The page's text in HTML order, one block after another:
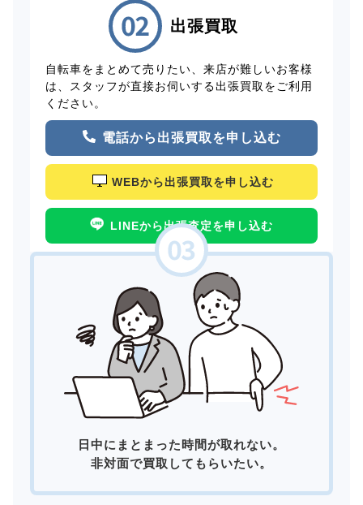
出張買取
自転車をまとめて売りたい、来店が難しいお客様
は、スタッフが直接お伺いする出張買取をご利用
ください。
電話から出張買取を申し込む
WEBから出張買取を申し込む
LINEから出張査定を申し込む
日中にまとまった時間が取れない。
非対面で買取してもらいたい。